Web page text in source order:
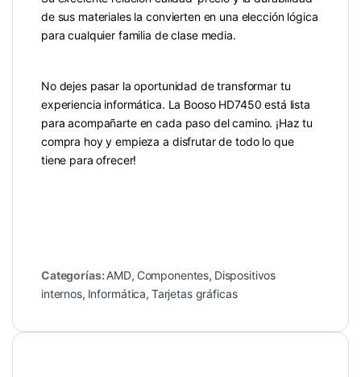
de sus materiales la convierten en una elección lógica
para cualquier familia de clase media.
No dejes pasar la oportunidad de transformar tu
experiencia informática. La Booso HD7450 está lista
para acompañarte en cada paso del camino. ¡Haz tu
compra hoy y empieza a disfrutar de todo lo que
tiene para ofrecer!
Categorías:AMD, Componentes, Dispositivos
internos, Informática, Tarjetas gráficas